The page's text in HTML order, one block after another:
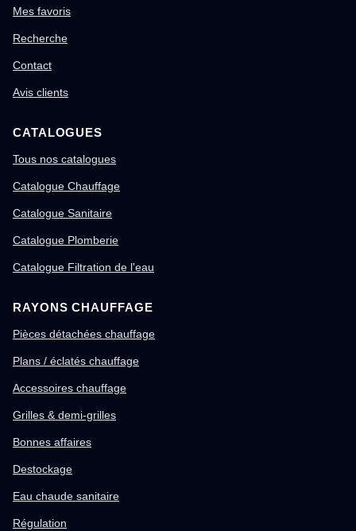
Mes favoris
Recherche
Contact
Avis clients
CATALOGUES
Tous nos catalogues
Catalogue Chauffage
Catalogue Sanitaire
Catalogue Plomberie
Catalogue Filtration de l'eau
RAYONS CHAUFFAGE
Pièces détachées chauffage
Plans / éclatés chauffage
Accessoires chauffage
Grilles & demi-grilles
Bonnes affaires
Destockage
Eau chaude sanitaire
Régulation